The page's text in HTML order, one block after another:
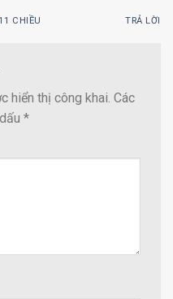
CHIỀU TRẢ LỜI
hiển thị công khai. Các
*